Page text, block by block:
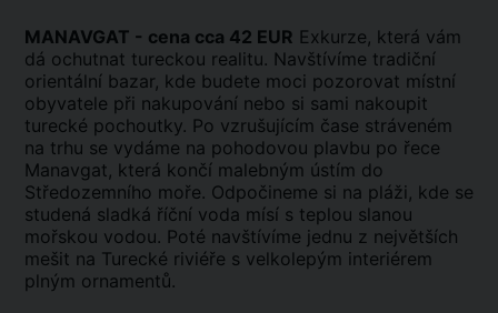
MANAVGAT - cena cca 42 EUR Exkurze, která vám
dá ochutnat tureckou realitu. Navštívíme tradiční
orientální bazar, kde budete moci pozorovat místní
obyvatele při nakupování nebo si sami nakoupit
turecké pochoutky. Po vzrušujícím čase stráveném
na trhu se vydáme na pohodovou plavbu po řece
Manavgat, která končí malebným ústím do
Středozemního moře. Odpočineme si na pláži, kde se
studená sladká říční voda mísí s teplou slanou
mořskou vodou. Poté navštívíme jednu z největších
mešit na Turecké riviéře s velkolepým interiérem
plným ornamentů.